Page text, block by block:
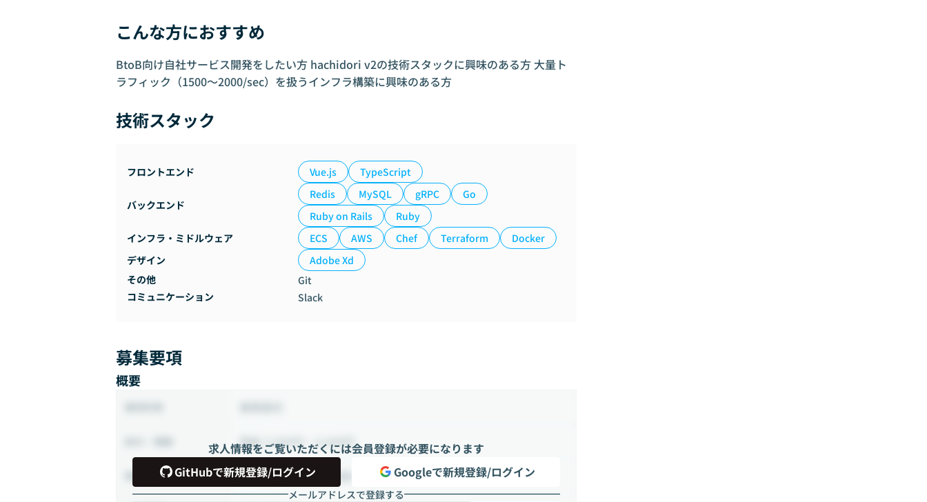
こんな方におすすめ
BtoB向け自社サービス開発をしたい方 hachidori v2の技術スタックに興味のある方 大量ト
ラフィック（1500〜2000/sec）を扱うインフラ構築に興味のある方
技術スタック
フロントエンド Vue.js TypeScript
バックエンド
Redis MySQL gRPC
Go
Ruby on Rails
Ruby
インフラ・ミドルウェア
ECS AWS Chef Terraform
Docker
デザイン
Adobe Xd
その他
Git
コミュニケーション
Slack
募集要項
概要
求人情報をご覧いただくには会員登録が必要になります
GitHubで新規登録/ログイン
Googleで新規登録/ログイン
メールアドレスで登録する
時給 3,000円 ~ 4,000円
稼働時間 32時間 ~ 128時間（週8 ~ 32時間）